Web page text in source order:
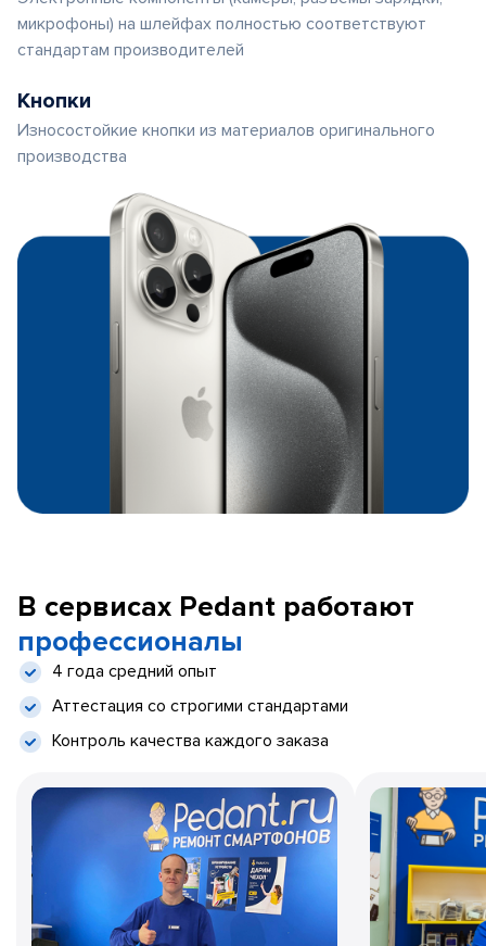
микрофоны) на шлейфах полностью соответствуют
стандартам производителей
Кнопки
Износостойкие кнопки из материалов оригинального
производства
В сервисах Pedant работают
профессионалы
4 года средний опыт
Аттестация со строгими стандартами
Контроль качества каждого заказа